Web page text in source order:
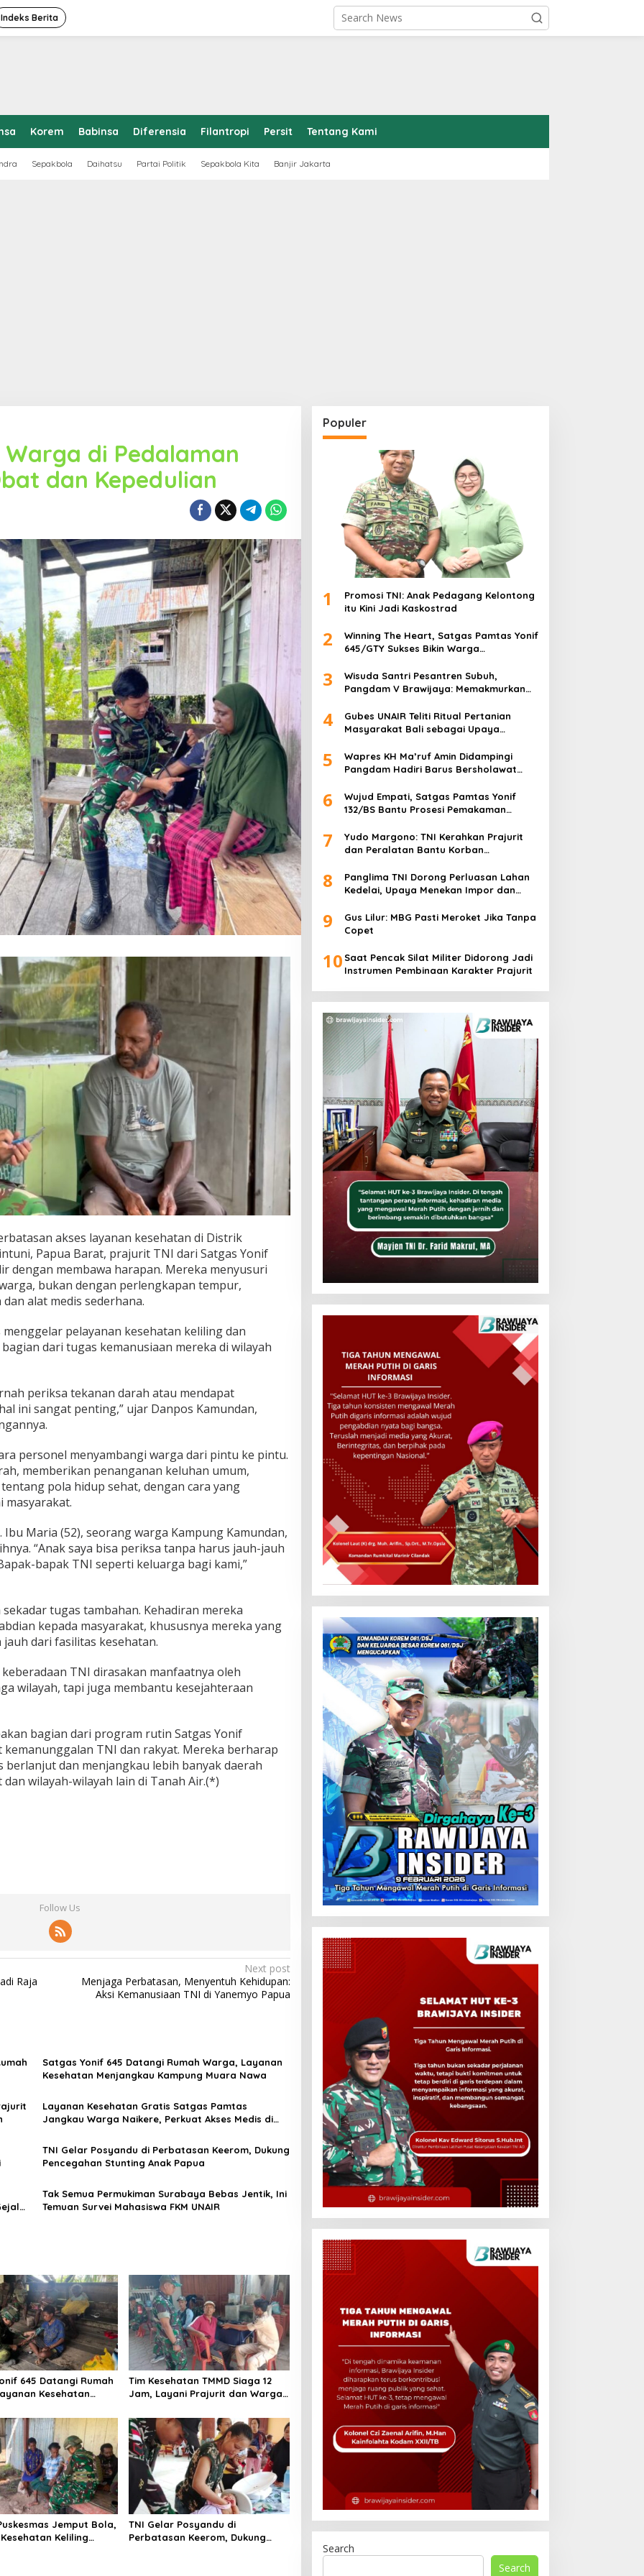
Indeks Berita
Korem Babinsa Diferensia Filantropi Persit Tentang Kami
Sepakbola Daihatsu Partai Politik Sepakbola Kita Banjir Jakarta
di Pedalaman
dan Kepedulian
akses layanan kesehatan di Distrik
Papua Barat, prajurit TNI dari Satgas Yonif
dengan membawa harapan. Mereka menyusuri
bukan dengan perlengkapan tempur,
alat medis sederhana.
menggelar pelayanan kesehatan keliling dan
dari tugas kemanusiaan mereka di wilayah
periksa tekanan darah atau mendapat
ini sangat penting,” ujar Danpos Kamundan,
personel menyambangi warga dari pintu ke pintu.
memberikan penanganan keluhan umum,
pola hidup sehat, dengan cara yang
masyarakat.
Maria (52), seorang warga Kampung Kamundan,
“Anak saya bisa periksa tanpa harus jauh-jauh
bapak TNI seperti keluarga bagi kami,”
tugas tambahan. Kehadiran mereka
kepada masyarakat, khususnya mereka yang
dari fasilitas kesehatan.
TNI dirasakan manfaatnya oleh
wilayah, tapi juga membantu kesejahteraan
bagian dari program rutin Satgas Yonif
kemanunggalan TNI dan rakyat. Mereka berharap
berlanjut dan menjangkau lebih banyak daerah
wilayah-wilayah lain di Tanah Air.(*)
Follow Us
Raja
Next post
Menjaga Perbatasan, Menyentuh Kehidupan:
Aksi Kemanusiaan TNI di Yanemyo Papua
Satgas Yonif 645 Datangi Rumah Warga, Layanan
Kesehatan Menjangkau Kampung Muara Nawa
Layanan Kesehatan Gratis Satgas Pamtas
Jangkau Warga Naikere, Perkuat Akses Medis di
TNI Gelar Posyandu di Perbatasan Keerom, Dukung
Pencegahan Stunting Anak Papua
Tak Semua Permukiman Surabaya Bebas Jentik, Ini
Temuan Survei Mahasiswa FKM UNAIR
645 Datangi Rumah
Kesehatan
Tim Kesehatan TMMD Siaga 12
Jam, Layani Prajurit dan Warga
Serengan
Jemput Bola,
Keliling
TNI Gelar Posyandu di
Perbatasan Keerom, Dukung
Populer
1
Promosi TNI: Anak Pedagang Kelontong
itu Kini Jadi Kaskostrad
2
Winning The Heart, Satgas Pamtas Yonif
645/GTY Sukses Bikin Warga
3
Wisuda Santri Pesantren Subuh,
Pangdam V Brawijaya: Memakmurkan
4
Gubes UNAIR Teliti Ritual Pertanian
Masyarakat Bali sebagai Upaya
5
Wapres KH Ma’ruf Amin Didampingi
Pangdam Hadiri Barus Bersholawat
6
Wujud Empati, Satgas Pamtas Yonif
132/BS Bantu Prosesi Pemakaman
7
Yudo Margono: TNI Kerahkan Prajurit
dan Peralatan Bantu Korban
8
Panglima TNI Dorong Perluasan Lahan
Kedelai, Upaya Menekan Impor dan
9
Gus Lilur: MBG Pasti Meroket Jika Tanpa
Copet
10 Saat Pencak Silat Militer Didorong Jadi
Instrumen Pembinaan Karakter Prajurit
Search
Search